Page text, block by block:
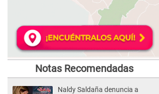
Notas Recomendadas
Naldy Saldaña denuncia a